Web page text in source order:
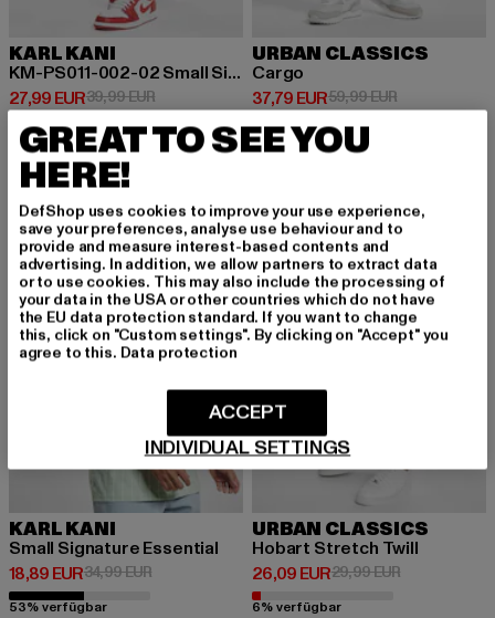
KARL KANI
KM-PS011-002-02 Small Signature Pinstripe Mesh Shorts
27,99 EUR
Derzeitiger Preis: 27,99 EUR
39,99 EURAktionspreis: 39,99 EUR
100% verfügbar
URBAN CLASSICS
Cargo
37,79 EUR
Derzeitiger Preis: 37,79 EUR
59,99 EURAktionspreis:
18% verfügbar
-46%
KARL KANI
Small Signature Essential
18,89 EUR
Derzeitiger Preis: 18,89 EUR
34,99 EURAktionspreis: 34,99 EUR
53% verfügbar
-13%
URBAN CLASSICS
Hobart Stretch Twill
26,09 EUR
Derzeitiger Preis: 26,09 EUR
29,99 EURAktionspreis:
6% verfügbar
GREAT TO SEE YOU
HERE!
DefShop uses cookies to improve your use experience,
save your preferences, analyse use behaviour and to
provide and measure interest-based contents and
advertising. In addition, we allow partners to extract data
or to use cookies. This may also include the processing of
your data in the USA or other countries which do not have
the EU data protection standard. If you want to change
this, click on "Custom settings". By clicking on "Accept" you
agree to this. Data protection
INDIVIDUAL SETTINGS
ACCEPT